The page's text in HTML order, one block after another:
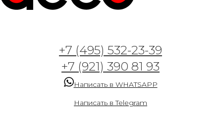
+7 (495) 532-23-39
+7 (921) 390 81 93
Написать в WHATSAPP
Написать в Telegram
Арт. AH21111 — Карта
мира на русском языке
серая
от 2 300 руб. / м2